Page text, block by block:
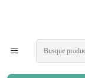
APROVECHA UN
Inicio Semillas